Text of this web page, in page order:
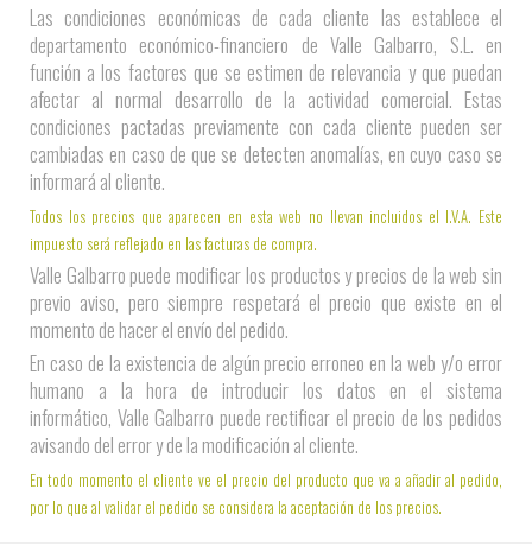
Las condiciones económicas de cada cliente las establece el
departamento económico-financiero de Valle Galbarro, S.L. en
función a los factores que se estimen de relevancia y que puedan
afectar al normal desarrollo de la actividad comercial. Estas
condiciones pactadas previamente con cada cliente pueden ser
cambiadas en caso de que se detecten anomalías, en cuyo caso se
informará al cliente.
Todos los precios que aparecen en esta web no llevan incluidos el I.V.A. Este
impuesto será reflejado en las facturas de compra.
Valle Galbarro puede modificar los productos y precios de la web sin
previo aviso, pero siempre respetará el precio que existe en el
momento de hacer el envío del pedido.
En caso de la existencia de algún precio erroneo en la web y/o error
humano a la hora de introducir los datos en el sistema
informático, Valle Galbarro puede rectificar el precio de los pedidos
avisando del error y de la modificación al cliente.
En todo momento el cliente ve el precio del producto que va a añadir al pedido,
por lo que al validar el pedido se considera la aceptación de los precios.